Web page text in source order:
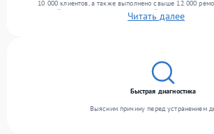
10 000 клиентов, а также выполнено свыше 12 000
сервисный центр поступает от 300 устройств, включая , , .
спектром неисправностей и предлагаем стабильный
Читать далее
Быстрая диагностика
Выясним причину перед устранением